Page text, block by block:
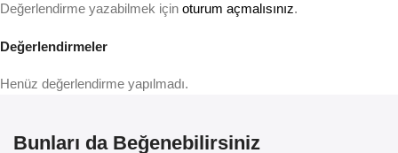
Değerlendirmeler
Henüz değerlendirme yapılmadı.
Değerlendirme yazabilmek için oturum açmalısınız.
Bunları da Beğenebilirsiniz